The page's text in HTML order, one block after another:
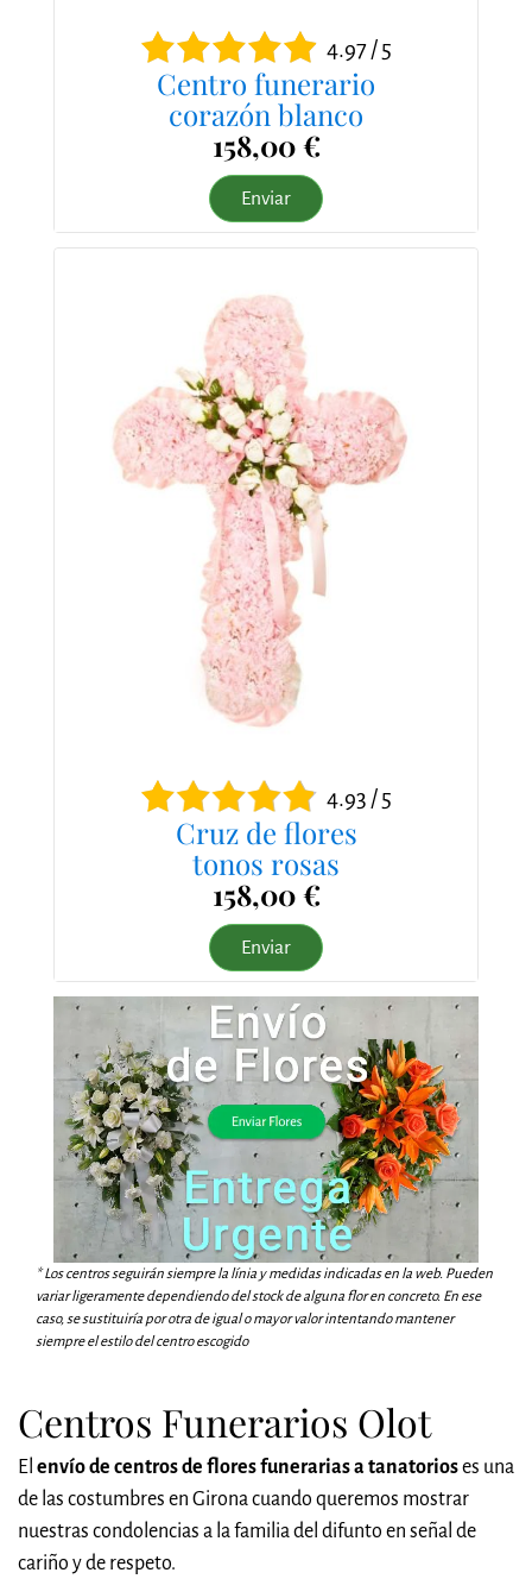
4.97 / 5
Centro funerario
corazón blanco
158,00 €
Enviar
4.93 / 5
Cruz de flores
tonos rosas
158,00 €
Enviar
* Los centros seguirán siempre la línia y medidas indicadas en la web. Pueden
variar ligeramente dependiendo del stock de alguna flor en concreto. En ese
caso, se sustituiría por otra de igual o mayor valor intentando mantener
siempre el estilo del centro escogido
Centros Funerarios Olot
El envío de centros de flores funerarias a tanatorioses una
de las costumbres en Girona cuando queremos mostrar
nuestras condolencias a la familia del difunto en señal de
cariño y de respeto.